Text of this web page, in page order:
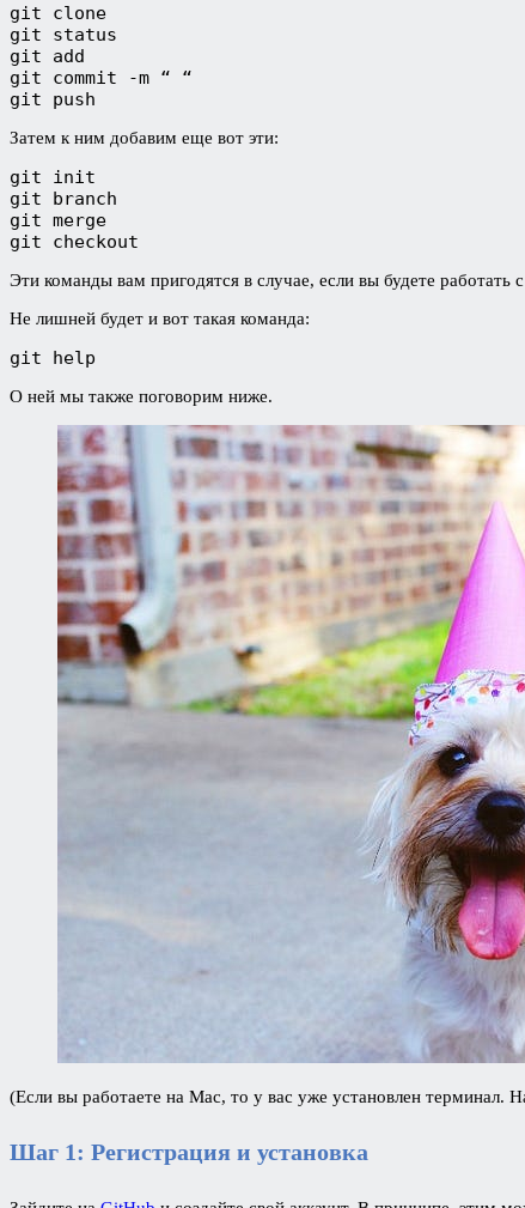
git clone
git status
git add
git commit -m “ “
git push
Затем к ним добавим еще вот эти:
git init
git branch
git merge
git checkout
Эти команды вам пригодятся в случае, если вы будете
Не лишней будет и вот такая команда:
git help
О ней мы также поговорим ниже.
(Если вы работаете на Mac, то у вас уже установлен терминал.
Шаг 1: Регистрация и установка